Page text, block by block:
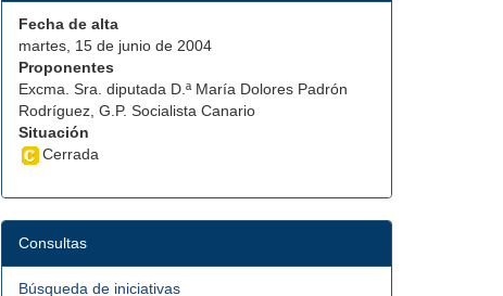
Fecha de alta
martes, 15 de junio de 2004
Proponentes
Excma. Sra. diputada D.ª María Dolores Padrón
Rodríguez, G.P. Socialista Canario
Situación
Cerrada
Consultas
Búsqueda de iniciativas